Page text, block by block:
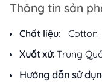
Thông tin sản
Chất liệu:
Cotton
Xuất xứ: Trung
Hướng dẫn sử